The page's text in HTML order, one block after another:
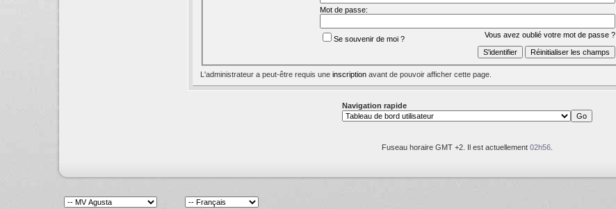
Mot de passe:
Vous avez oublié votre mot de passe ?
Se souvenir de moi ?
L'administrateur a peut-être requis une inscriptionavant de pouvoir afficher cette page.
Navigation rapide
Fuseau horaire GMT +2. Il est actuellement 02h56